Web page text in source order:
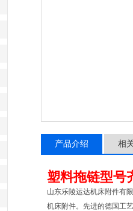
产品介绍 相
塑料拖链型号
山东乐陵运达机床附件有
机床附件。先进的德国工